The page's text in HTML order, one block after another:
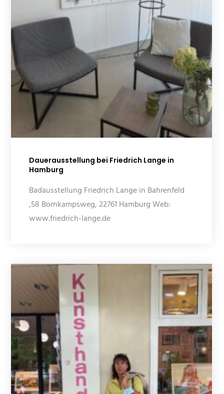
Dauerausstellung bei Friedrich Lange in
Hamburg
Badausstellung Friedrich Lange in Bahrenfeld
,58 Bornkampsweg, 22761 Hamburg Web:
www.friedrich-lange.de